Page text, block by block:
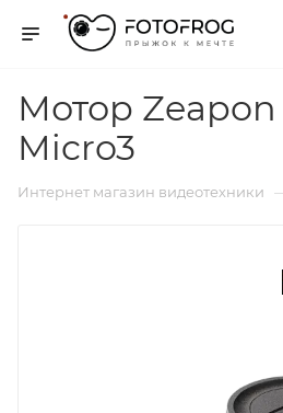
Мотор Zeapon
Micro3
Интернет магазин видеотехники